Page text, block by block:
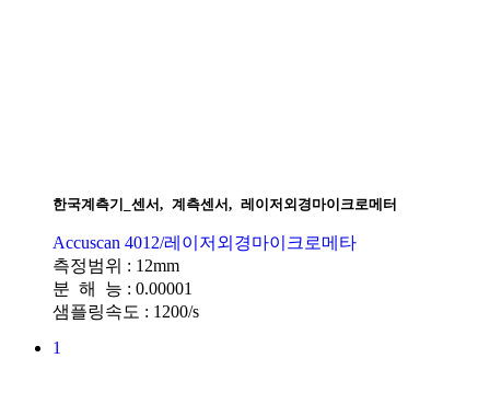
한국계측기_센서 , 계측센서, 레이저외경마이크로메터
Accuscan 4012/레이저외경마이크로메타
측정범위 : 12mm
분 해 능 : 0.00001
샘플링속도 : 1200/s
1